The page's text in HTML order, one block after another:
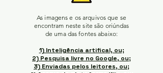
As imagens e os arquivos que se
encontram neste site são oriúndas
de uma das fontes abaixo:
1) Inteligência artifical, ou;
2) Pesquisa livre no Google, ou;
3) Enviadas pelos leitores, ou;